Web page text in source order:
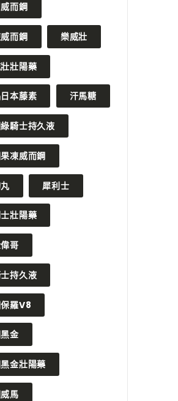
而鋼
而鋼 樂威壯
壯陽藥
本藤素 汗馬糖
騎士持久液
凍威而鋼
犀利士
壯陽藥
哥
持久液
羅V8
金
金壯陽藥
馬